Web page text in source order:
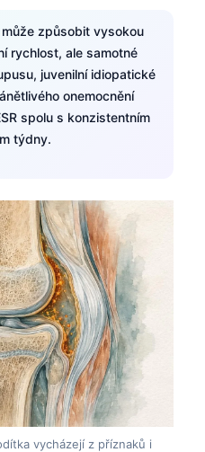
způsobit vysokou
rychlost, ale samotné
juvenilní idiopatické
onemocnění
spolu s konzistentním
týdny.
vycházejí z příznaků i